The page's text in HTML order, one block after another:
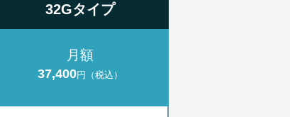
32Gタイプ
月額
37,400円（税込）